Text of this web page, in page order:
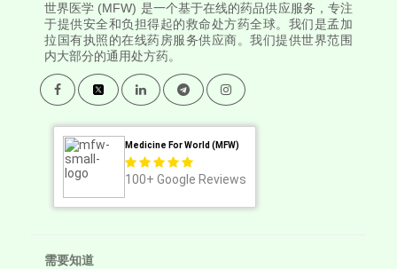
世界医学 (MFW) 是一个基于在线的药品供应服务，专注
于提供安全和负担得起的救命处方药全球。我们是孟加
拉国有执照的在线药房服务供应商。我们提供世界范围
内大部分的通用处方药。
Medicine For World (MFW)
100+ Google Reviews
需要知道